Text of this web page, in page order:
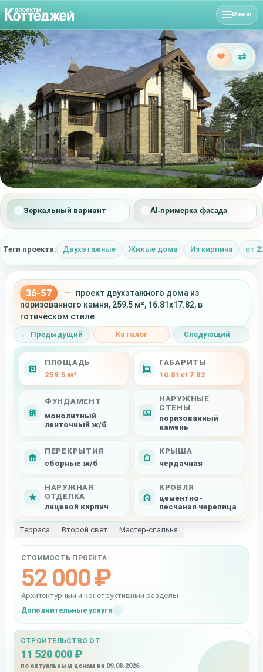
Меню
Зеркальный вариант AI-примерка фасада
Теги проекта: Двухэтажные Жилые дома Из кирпича от
❤ ⇄
36-57 —
проект двухэтажного дома из
поризованного камня, 259,5 м², 16.81x17.82, в
готическом стиле
← Предыдущий Каталог Следующий →
ПЛОЩАДЬ
259.5 м²
ГАБАРИТЫ
16.81x17.82
ФУНДАМЕНТ
монолитный
ленточный ж/б
НАРУЖНЫЕ
СТЕНЫ
поризованный
камень
ПЕРЕКРЫТИЯ
сборные ж/б
КРЫША
чердачная
НАРУЖНАЯ
ОТДЕЛКА
лицевой кирпич
КРОВЛЯ
цементно-
песчаная черепица
Терраса Второй свет Мастер-спальня
СТОИМОСТЬ ПРОЕКТА
52 000 ₽
Архитектурный и конструктивный разделы
Дополнительные услуги
СТРОИТЕЛЬСТВО ОТ
11 520 000 ₽
по актуальным ценам на 09.08.2026